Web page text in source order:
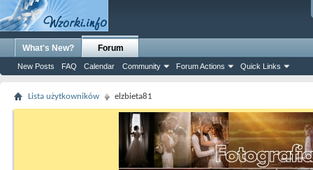
What's New? Forum
New Posts FAQ Calendar Community Forum Actions Quick Links
Lista użytkowników elzbieta81